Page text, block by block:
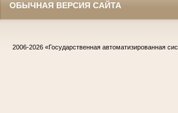
ОБЫЧНАЯ ВЕРСИЯ САЙТА
2006-2026 «Государственная автоматизированная